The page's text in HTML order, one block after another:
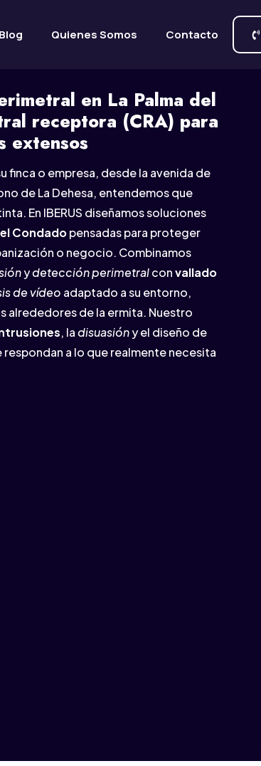
Blog Quienes Somos Contacto
en La Palma del
receptora (CRA) para
extensos
finca o empresa, desde la avenida de
de La Dehesa, entendemos que
En IBERUS diseñamos soluciones
Condadopensadas para proteger
o negocio. Combinamos
ydetección perimetralconvallado
de vídeo adaptado a su entorno,
alrededores de la ermita. Nuestro
, ladisuasióny el diseño de
respondan a lo que realmente necesita